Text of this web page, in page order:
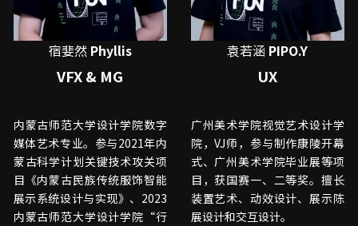
宿婓然 Phyllis
VFX & MG
内蒙古师范大学设计学院数字
媒体艺术专业。参与2021年内
蒙古科学计划关键技术攻关项
目《内蒙古民族传统服饰智能
展示系统设计与实现》、2023
内蒙古师范大学设计学院“行
袁若涵 PIPO.Y
UX
广州美术学院视觉艺术设计学
院，VJ师，参与制作康陵开幕
式、广州美术学院毕业展等项
目，获国赛一、二等奖。擅长
装置艺术、动效设计、展示陈
展设计和交互设计。